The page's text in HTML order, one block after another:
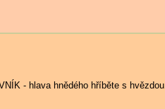
- hlava hnědého hříběte s hvězdou.